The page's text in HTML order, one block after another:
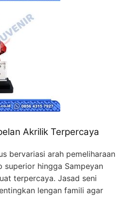
Akrilik Terpercaya
bervariasi arah pemeliharaan
superior hingga Sampeyan
terpercaya. Jasad seni
lengan famili agar